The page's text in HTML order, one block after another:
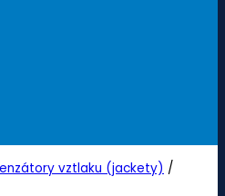
vztlaku (jackety) /